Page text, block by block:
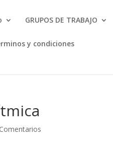
GRUPOS DE TRABAJO
y condiciones